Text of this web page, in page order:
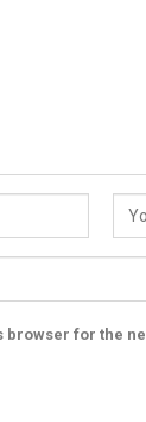
browser for the